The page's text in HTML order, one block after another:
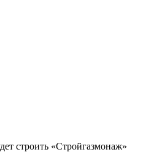
строить «Стройгазмонаж»